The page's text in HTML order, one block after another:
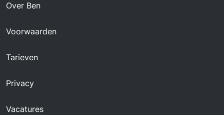
Over Ben
Voorwaarden
Tarieven
Privacy
Vacatures